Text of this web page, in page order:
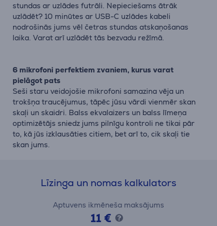
stundas ar uzlādes futrāli. Nepieciešams ātrāk
uzlādēt? 10 minūtes ar USB-C uzlādes kabeli
nodrošinās jums vēl četras stundas atskaņošanas
laika. Varat arī uzlādēt tās bezvadu režīmā.
6 mikrofoni perfektiem zvaniem, kurus varat
pielāgot pats
Seši staru veidojošie mikrofoni samazina vēja un
trokšņa traucējumus, tāpēc jūsu vārdi vienmēr skan
skaļi un skaidri. Balss ekvalaizers un balss līmeņa
optimizētājs sniedz jums pilnīgu kontroli ne tikai pār
to, kā jūs izklausāties citiem, bet arī to, cik skaļi tie
skan jums.
Līzinga un nomas kalkulators
Aptuvens ikmēneša maksājums
11 €